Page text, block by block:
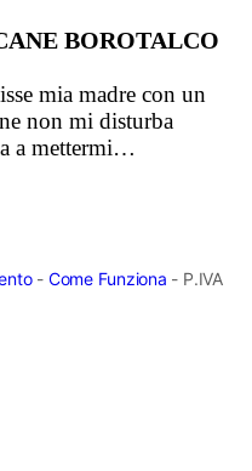
BOROTALCO
mia madre con un
non mi disturba
a mettermi…
- Come Funziona - P.IVA